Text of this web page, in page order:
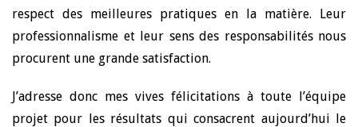
respect des meilleures pratiques en la matière. Leur
professionnalisme et leur sens des responsabilités nous
procurent une grande satisfaction.
J’adresse donc mes vives félicitations à toute l’équipe
projet pour les résultats qui consacrent aujourd’hui le